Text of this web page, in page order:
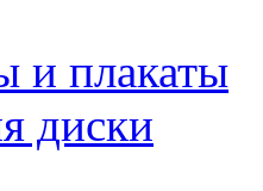
и плакаты
диски